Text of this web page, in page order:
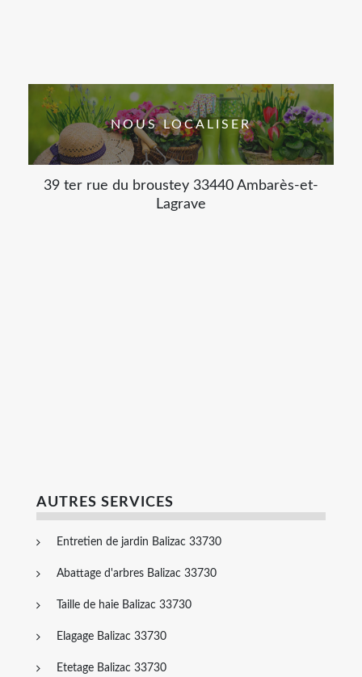
NOUS LOCALISER
39 ter rue du broustey 33440 Ambarès-et-
Lagrave
AUTRES SERVICES
Entretien de jardin Balizac 33730
Abattage d'arbres Balizac 33730
Taille de haie Balizac 33730
Elagage Balizac 33730
Etetage Balizac 33730